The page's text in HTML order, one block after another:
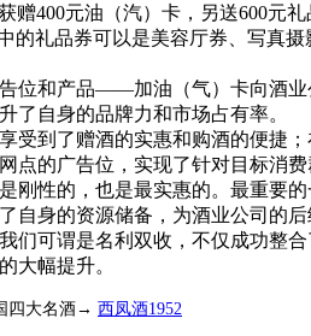
400元油（汽）卡，另送600元礼
礼品券可以是美容厅券、写真
和产品——加油（气）卡向酒业
了自身的品牌力和市场占有率。
到了赠酒的实惠和购酒的便捷
的广告位，实现了针对目标消费
刚性的，也是最实惠的。最重要
自身的资源储备，为酒业公司的后
可谓是名利双收，不仅成功整合
大幅提升。
四大名酒→ 西凤酒1952